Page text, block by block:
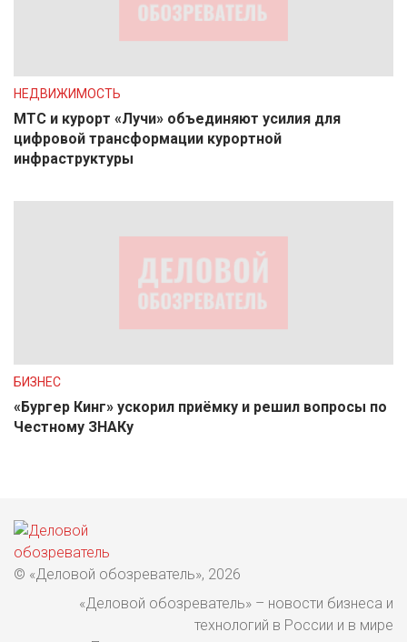
НЕДВИЖИМОСТЬ
МТС и курорт «Лучи» объединяют усилия для
цифровой трансформации курортной
инфраструктуры
БИЗНЕС
«Бургер Кинг» ускорил приёмку и решил вопросы по
Честному ЗНАКу
© «Деловой обозреватель», 2026
«Деловой обозреватель» – новости бизнеса и
технологий в России и в мире